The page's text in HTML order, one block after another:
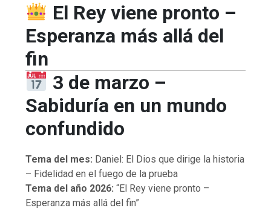
El Rey viene pronto –
Esperanza más allá del
fin
3 de marzo –
Sabiduría en un mundo
confundido
Tema del mes: Daniel: El Dios que dirige la historia
– Fidelidad en el fuego de la prueba
Tema del año 2026: “El Rey viene pronto –
Esperanza más allá del fin”